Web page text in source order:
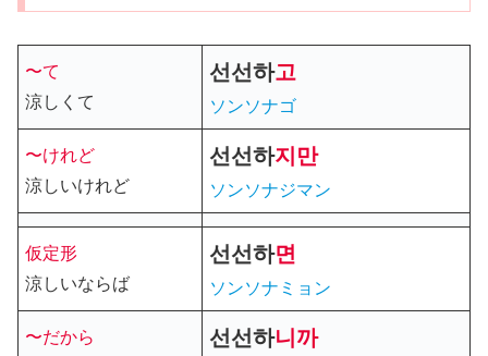
〜て
涼しくて
선선하고
ソンソナゴ
〜けれど
涼しいけれど
선선하지만
ソンソナジマン
仮定形
涼しいならば
선선하면
ソンソナミョン
〜だから
선선하니까